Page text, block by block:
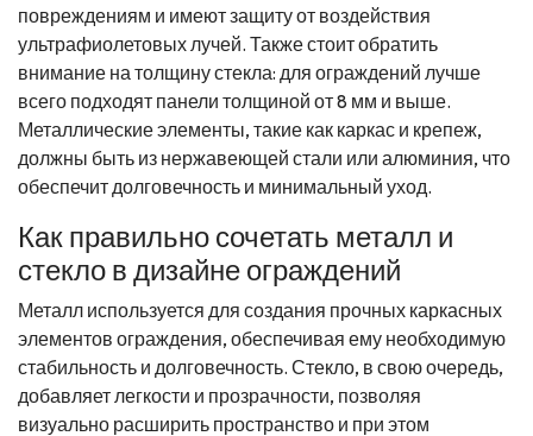
повреждениям и имеют защиту от воздействия
ультрафиолетовых лучей. Также стоит обратить
внимание на толщину стекла: для ограждений лучше
всего подходят панели толщиной от 8 мм и выше.
Металлические элементы, такие как каркас и крепеж,
должны быть из нержавеющей стали или алюминия, что
обеспечит долговечность и минимальный уход.
Как правильно сочетать металл и
стекло в дизайне ограждений
Металл используется для создания прочных каркасных
элементов ограждения, обеспечивая ему необходимую
стабильность и долговечность. Стекло, в свою очередь,
добавляет легкости и прозрачности, позволяя
визуально расширить пространство и при этом